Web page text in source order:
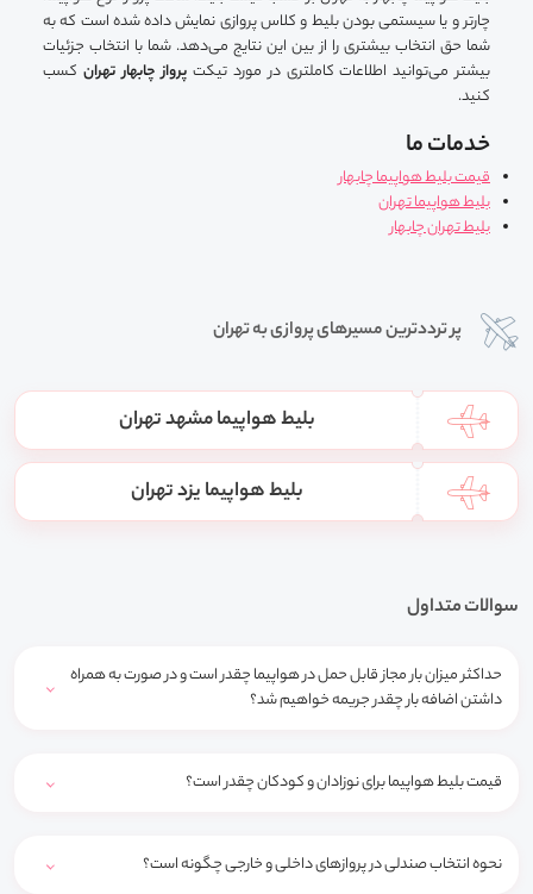
چارتر و یا سیستمی بودن بلیط و کلاس پروازی نمایش داده شده است که به
شما حق انتخاب بیشتری را از بین این نتایج می‌دهد. شما با انتخاب جزئیات
بیشتر می‌توانید اطلاعات کاملتری در مورد تیکت پرواز چابهار تهران کسب
کنید.
خدمات ما
قیمت بلیط هواپیما چابهار
بلیط هواپیما تهران
بلیط تهران چابهار
پر ترددترین مسیرهای پروازی به تهران
بلیط هواپیما مشهد تهران
بلیط هواپیما یزد تهران
سوالات متداول
حداکثر میزان بار مجاز قابل حمل در هواپیما چقدر است و در صورت به همراه
داشتن اضافه بار چقدر جریمه خواهیم شد؟
قیمت بلیط هواپیما برای نوزادان و کودکان چقدر است؟
نحوه انتخاب صندلی در پروازهای داخلی و خارجی چگونه است؟